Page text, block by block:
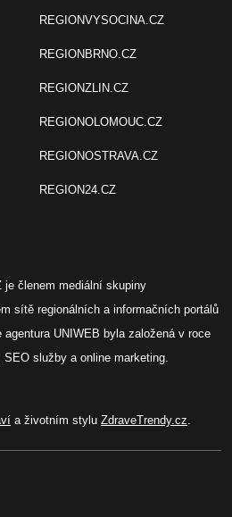
REGIONVYSOCINA.CZ
REGIONBRNO.CZ
REGIONZLIN.CZ
REGIONOLOMOUC.CZ
REGIONOSTRAVA.CZ
REGION24.CZ
je členem mediální skupiny
sítě regionálních a informačních portálů
agentura UNIWEB byla založená v roce
služby a online marketing.
a životním stylu ZdraveTrendy.cz